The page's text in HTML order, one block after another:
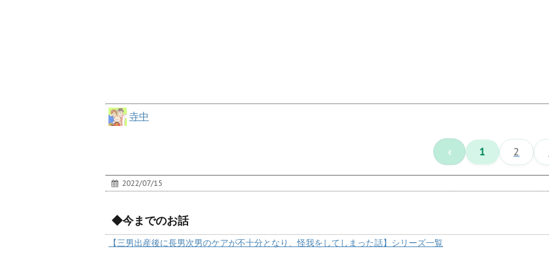
寺中
‹ 1 2
2022/07/15
◆今までのお話
【三男出産後に長男次男のケアが不十分となり、怪我をしてしまった話】シリーズ一覧